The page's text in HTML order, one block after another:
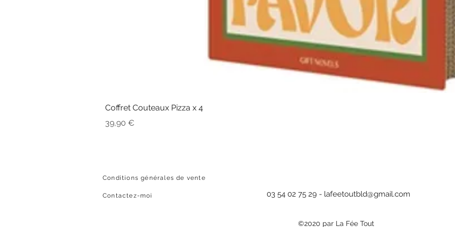
Coffret Couteaux Pizza x 4
Prix
39,90 €
Conditions générales de vente
Contactez-moi 03 54 02 75 29 - lafeetoutbld@gmail.com
©2020 par La Fée Tout